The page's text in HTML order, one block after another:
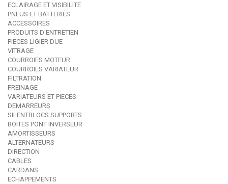
ECLAIRAGE ET VISIBILITE
PNEUS ET BATTERIES
ACCESSOIRES
PRODUITS D'ENTRETIEN
PIECES LIGIER DUE
VITRAGE
COURROIES MOTEUR
COURROIES VARIATEUR
FILTRATION
FREINAGE
VARIATEURS ET PIECES
DEMARREURS
SILENTBLOCS SUPPORTS
BOITES PONT INVERSEUR
AMORTISSEURS
ALTERNATEURS
DIRECTION
CABLES
CARDANS
ECHAPPEMENTS